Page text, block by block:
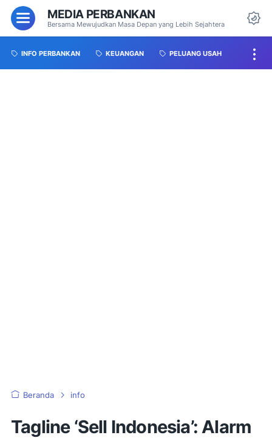
MEDIA PERBANKAN
Bersama Mewujudkan Masa Depan yang Lebih Sejahtera
INFO PERBANKAN KEUANGAN PELUANG USAH
Beranda info
Tagline ‘Sell Indonesia’: Alarm